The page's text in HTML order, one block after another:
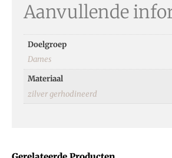
Aanvullende
Doelgroep
Dames
Materiaal
zilver gerhodineerd